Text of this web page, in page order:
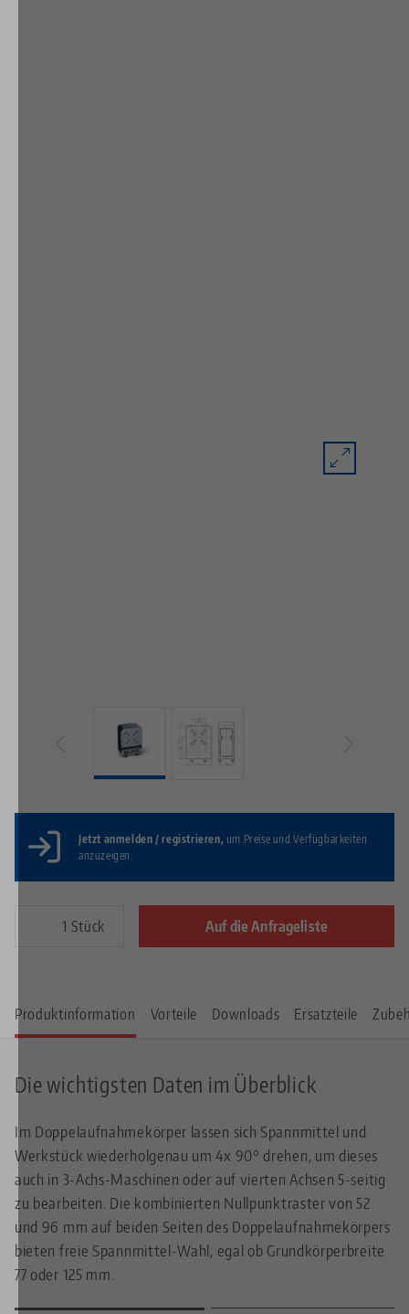
Jetzt anmelden / registrieren,um Preise und Verfügbarkeiten
anzuzeigen.
Stück Auf die Anfrageliste
Produktinformation Vorteile Downloads Ersatzteile
Die wichtigsten Daten im Überblick
Im Doppelaufnahmekörper lassen sich Spannmittel und
Werkstück wiederholgenau um 4x 90° drehen, um dieses
auch in 3-Achs-Maschinen oder auf vierten Achsen 5-seitig
zu bearbeiten. Die kombinierten Nullpunktraster von 52
und 96 mm auf beiden Seiten des Doppelaufnahmekörpers
bieten freie Spannmittel-Wahl, egal ob Grundkörperbreite
77 oder 125 mm.